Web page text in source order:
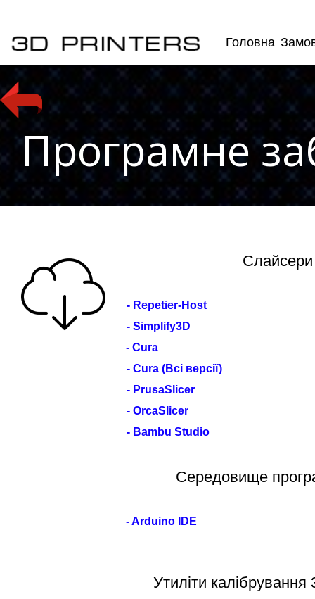
Головна
Програмне
- Arduino IDE
- Repetier-Host
- Simplify3D
- Cura
Слайсери
Середовище
- PrusaSlicer
Утиліти
- Cura (Всі версії)
- OrcaSlicer
- Bambu Studio